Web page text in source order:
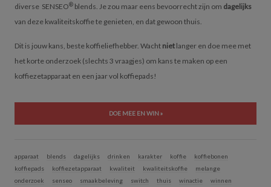
diverse SENSEO® blends. Je zou maar eens bevoorrecht zijn om dagelijks
van deze kwaliteitskoffie te genieten, en dat gewoon thuis.
Dit is jouw kans, beste koffieliefhebber. Wacht niet langer en doe mee met
het korte onderzoek (slechts 3 vraagjes) om kans te maken op een
koffiezetapparaat en een jaar vol koffiepads!
DOE MEE EN WIN »
apparaat blends dagelijks drinken karakter koffie
koffiebonen
koffiepads
koffiezetapparaat kwaliteit kwaliteitskoffie
melange
onderzoek
senseo smaakbeleving switch thuis winactie winnen